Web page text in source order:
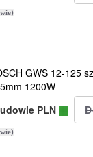
GWS 12-125
1200W
PLN